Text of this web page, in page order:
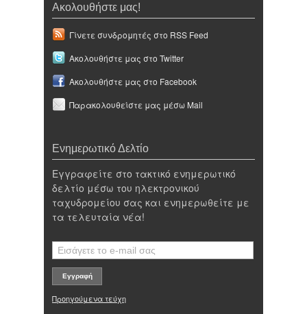
Ακολουθήστε μας!
Γίνετε συνδρομητές στο RSS Feed
Ακολουθήστε μας στο Twitter
Ακολουθήστε μας στο Facebook
Παρακολουθείστε μας μέσω Mail
Ενημερωτικό Δελτίο
Εγγραφείτε στο τακτικό ενημερωτικό
δελτίο μέσω του ηλεκτρονικού
ταχυδρομείου σας και ενημερωθείτε με
τα τελευταία νέα!
Προηγούμενα τεύχη